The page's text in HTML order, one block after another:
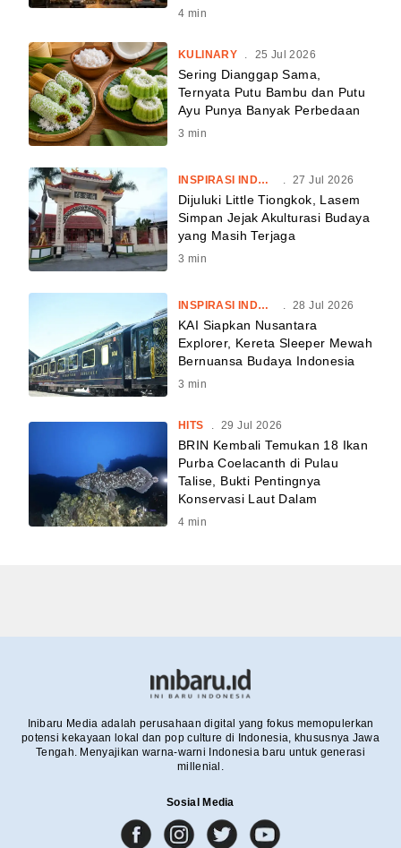
4 min
KULINARY 25 Jul 2026
Sering Dianggap Sama,
Ternyata Putu Bambu dan Putu
Ayu Punya Banyak Perbedaan
3 min
INSPIRASI INDONESIA . 27 Jul 2026
Dijuluki Little Tiongkok, Lasem
Simpan Jejak Akulturasi Budaya
yang Masih Terjaga
3 min
INSPIRASI INDONESIA . 28 Jul 2026
KAI Siapkan Nusantara
Explorer, Kereta Sleeper Mewah
Bernuansa Budaya Indonesia
3 min
HITS . 29 Jul 2026
BRIN Kembali Temukan 18 Ikan
Purba Coelacanth di Pulau
Talise, Bukti Pentingnya
Konservasi Laut Dalam
4 min
Inibaru Media adalah perusahaan digital yang fokus memopulerkan
potensi kekayaan lokal dan pop culture di Indonesia, khususnya Jawa
Tengah. Menyajikan warna-warni Indonesia baru untuk generasi
millenial.
Sosial Media